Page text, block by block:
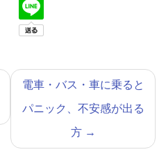
電車・バス・車に乗ると
パニック、不安感が出る
方 →